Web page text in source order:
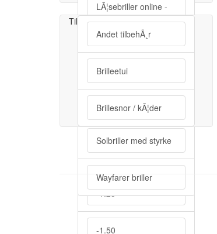
+3.75
+4.00
Minus styrke
-0.50
-1.00
-1.25
-1.50
LÃ¦sebriller online -
Vi er bedst i billige
briller.
Minus styrke
Solbriller
Solbriller med styrke
Wayfarer briller
Tilbehør
Andet tilbehÃ¸r
Brilleetui
Brillesnor / kÃ¦der